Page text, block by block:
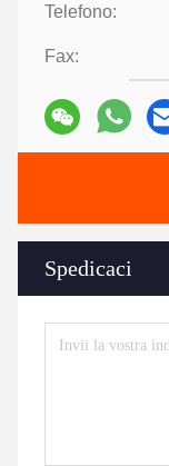
Telefono:
Fax:
Spedicaci